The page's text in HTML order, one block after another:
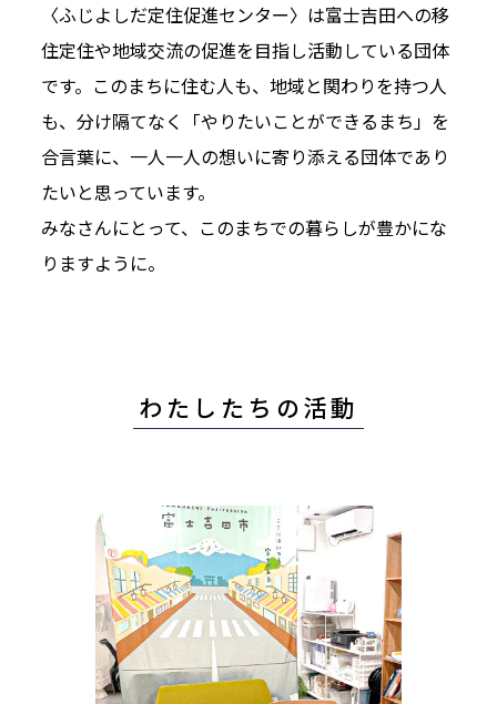
〈ふじよしだ定住促進センター〉は富士吉田への移
住定住や地域交流の促進を目指し活動している団体
です。このまちに住む人も、地域と関わりを持つ人
も、分け隔てなく「やりたいことができるまち」を
合言葉に、一人一人の想いに寄り添える団体であり
たいと思っています。
みなさんにとって、このまちでの暮らしが豊かにな
りますように。
わたしたちの活動